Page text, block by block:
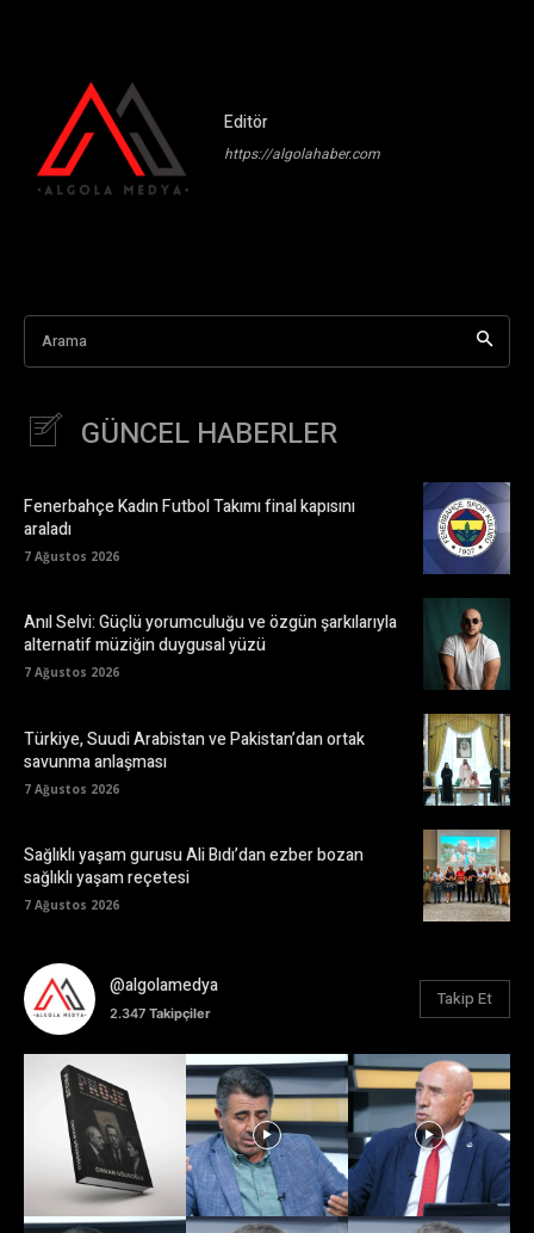
Editör
https://algolahaber.com
Arama
GÜNCEL HABERLER
Fenerbahçe Kadın Futbol Takımı final kapısını
araladı
7 Ağustos 2026
Anıl Selvi: Güçlü yorumculuğu ve özgün şarkılarıyla
alternatif müziğin duygusal yüzü
7 Ağustos 2026
Türkiye, Suudi Arabistan ve Pakistan’dan ortak
savunma anlaşması
7 Ağustos 2026
Sağlıklı yaşam gurusu Ali Bıdı’dan ezber bozan
sağlıklı yaşam reçetesi
7 Ağustos 2026
@algolamedya
2.347 Takipçiler
Takip Et